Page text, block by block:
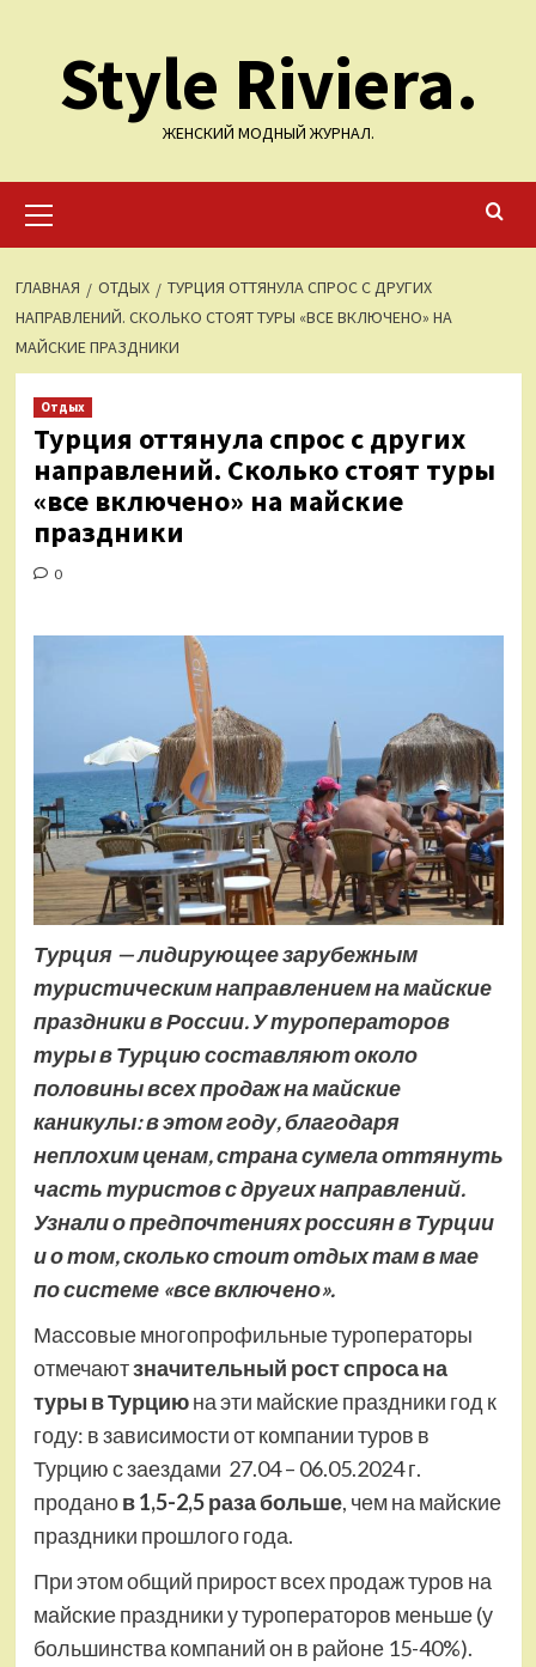
содержимомуStyle Riviera.
ЖЕНСКИЙ МОДНЫЙ ЖУРНАЛ.
меню
ГЛАВНАЯ ОТДЫХ
ТУРЦИЯ ОТТЯНУЛА СПРОС С ДРУГИХ
НАПРАВЛЕНИЙ. СКОЛЬКО СТОЯТ ТУРЫ «ВСЕ ВКЛЮЧЕНО» НА
МАЙСКИЕ ПРАЗДНИКИ
Отдых
Турция оттянула спрос с других
направлений. Сколько стоят туры
«все включено» на майские
праздники
0
Турция — лидирующее зарубежным
туристическим направлением на майские
праздники в России. У туроператоров
туры в Турцию составляют около
половины всех продаж на майские
каникулы: в этом году, благодаря
неплохим ценам, страна сумела оттянуть
часть туристов с других направлений.
Узнали о предпочтениях россиян в Турции
и о том, сколько стоит отдых там в мае
по системе «все включено».
Массовые многопрофильные туроператоры
отмечаютзначительный рост спроса на
туры в Турциюна эти майские праздники год к
году: в зависимости от компании туров в
Турцию с заездами 27.04 – 06.05.2024 г.
проданов 1,5-2,5 раза больше, чем на майские
праздники прошлого года.
При этом общий прирост всех продаж туров на
майские праздники у туроператоров меньше (у
большинства компаний он в районе 15-40%).